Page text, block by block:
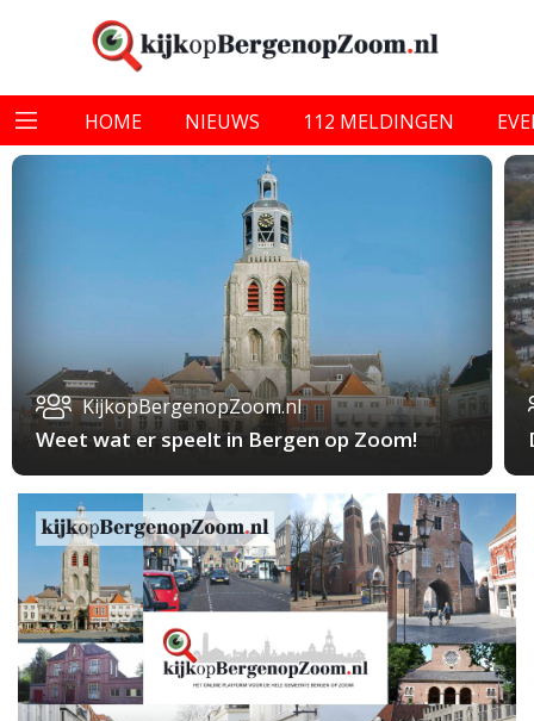
HOME NIEUWS 112 MELDINGEN
KijkopBergenopZoom.nl
Weet wat er speelt in Bergen op Zoom!